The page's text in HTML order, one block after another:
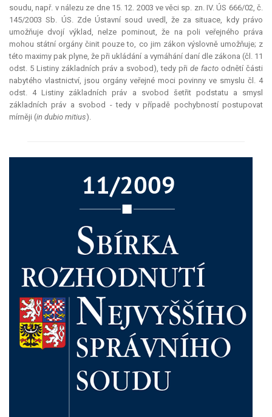
soudu, např. v nálezu ze dne 15. 12. 2003 ve věci sp. zn. IV. ÚS 666/02, č.
145/2003 Sb. ÚS. Zde Ústavní soud uvedl, že za situace, kdy právo
umožňuje dvojí výklad, nelze pominout, že na poli veřejného práva
mohou státní orgány činit pouze to, co jim zákon výslovně umožňuje; z
této maximy pak plyne, že při ukládání a vymáhání daní dle zákona (čl. 11
odst. 5 Listiny základních práv a svobod), tedy při de facto odnětí části
nabytého vlastnictví, jsou orgány veřejné moci povinny ve smyslu čl. 4
odst. 4 Listiny základních práv a svobod šetřit podstatu a smysl
základních práv a svobod - tedy v případě pochybností postupovat
mírněji (in dubio mitius).